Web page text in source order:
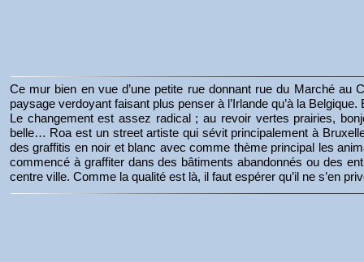
Ce mur bien en vue d’une petite rue donnant rue du Marché
paysage verdoyant faisant plus penser à l’Irlande qu’à la
Le changement est assez radical ; au revoir vertes prairies,
belle… Roa est un street artiste qui sévit principalement à
des graffitis en noir et blanc avec comme thème principal les
commencé à graffiter dans des bâtiments abandonnés ou des
centre ville. Comme la qualité est là, il faut espérer qu’il ne s’en